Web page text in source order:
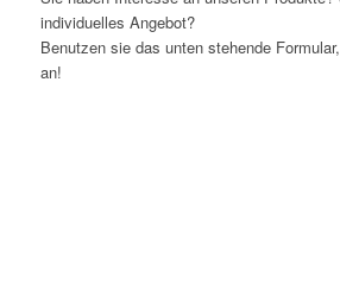
individuelles Angebot?
Benutzen sie das unten stehende
an!